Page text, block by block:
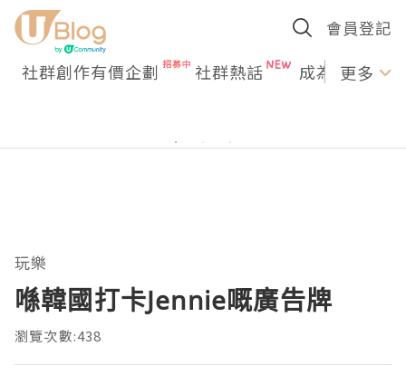
會員登記
社群創作有價企劃 社群熱話 成為U更多
玩樂
喺韓國打卡Jennie嘅廣告牌
瀏覽次數:438